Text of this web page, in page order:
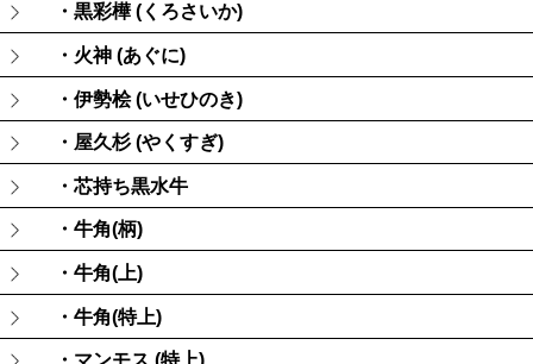
・黒彩樺 (くろさいか)
・火神 (あぐに)
・伊勢桧 (いせひのき)
・屋久杉 (やくすぎ)
・芯持ち黒水牛
・牛角(柄)
・牛角(上)
・牛角(特上)